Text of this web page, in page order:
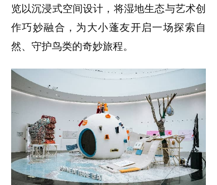
览以沉浸式空间设计，将湿地生态与艺术创
作巧妙融合，为大小蓬友开启一场探索自
然、守护鸟类的奇妙旅程。